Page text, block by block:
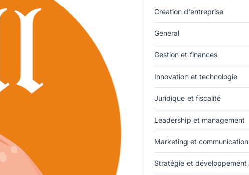
Création d’entreprise
General
Gestion et finances
Innovation et technologie
Juridique et fiscalité
Leadership et management
Marketing et communication
Stratégie et développement